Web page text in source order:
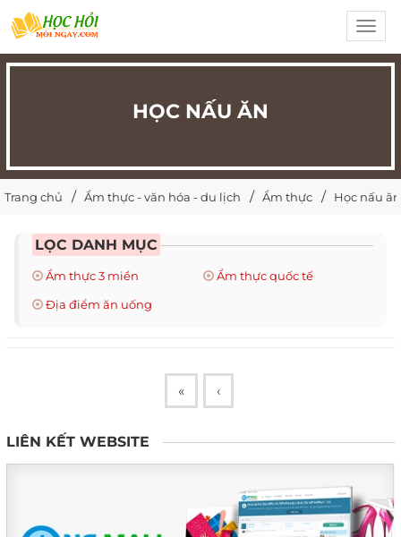
HỌC NẤU ĂN
Trang chủ Ẩm thực - văn hóa - du lịch Ẩm thực Học nấu ăn
LỌC DANH MỤC
Ẩm thực 3 miền
Ẩm thực quốc tế
Địa điểm ăn uống
« ‹
LIÊN KẾT WEBSITE